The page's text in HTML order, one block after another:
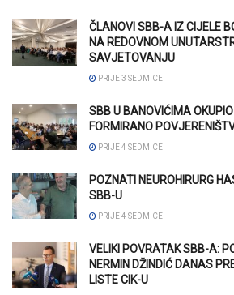
ČLANOVI SBB-A IZ CIJELE
NA REDOVNOM
SAVJETOVANJU
PRIJE 3 SEDMICE
SBB U BANOVIĆIMA
FORMIRANO
PRIJE 4 SEDMICE
POZNATI NEUROHIRURG
SBB-U
PRIJE 4 SEDMICE
VELIKI POVRATAK SBB-A:
NERMIN DŽINDIĆ DANAS
LISTE CIK-U